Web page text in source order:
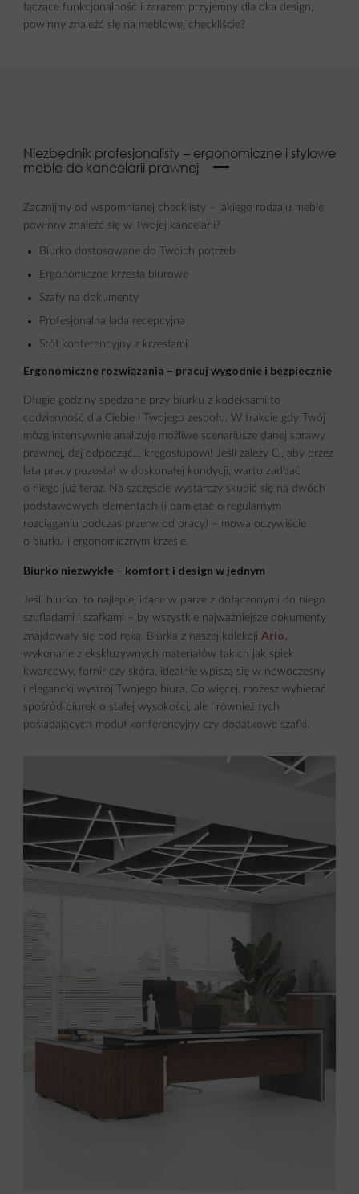
łączące funkcjonalność i zarazem przyjemny dla oka design,
powinny znaleźć się na meblowej checkliście?
Niezbędnik profesjonalisty – ergonomiczne i stylowe
meble do kancelarii prawnej
Zacznijmy od wspomnianej checklisty – jakiego rodzaju meble
powinny znaleźć się w Twojej kancelarii?
Biurko dostosowane do Twoich potrzeb
Ergonomiczne krzesła biurowe
Szafy na dokumenty
Profesjonalna lada recepcyjna
Stół konferencyjny z krzesłami
Ergonomiczne rozwiązania – pracuj wygodnie i bezpiecznie
Długie godziny spędzone przy biurku z kodeksami to
codzienność dla Ciebie i Twojego zespołu. W trakcie gdy Twój
mózg intensywnie analizuje możliwe scenariusze danej sprawy
prawnej, daj odpocząć… kręgosłupowi! Jeśli zależy Ci, aby przez
lata pracy pozostał w doskonałej kondycji, warto zadbać
o niego już teraz. Na szczęście wystarczy skupić się na dwóch
podstawowych elementach (i pamiętać o regularnym
rozciąganiu podczas przerw od pracy) – mowa oczywiście
o biurku i ergonomicznym krześle.
Biurko niezwykłe – komfort i design w jednym
Jeśli biurko, to najlepiej idące w parze z dołączonymi do niego
szufladami i szafkami – by wszystkie najważniejsze dokumenty
znajdowały się pod ręką. Biurka z naszej kolekcji Ario,
wykonane z ekskluzywnych materiałów takich jak spiek
kwarcowy, fornir czy skóra, idealnie wpiszą się w nowoczesny
i elegancki wystrój Twojego biura. Co więcej, możesz wybierać
spośród biurek o stałej wysokości, ale i również tych
posiadających moduł konferencyjny czy dodatkowe szafki.